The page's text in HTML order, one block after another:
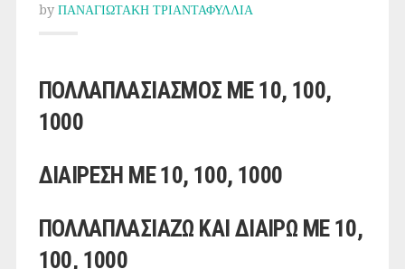
by ΠΑΝΑΓΙΩΤΑΚΗ ΤΡΙΑΝΤΑΦΥΛΛΙΑ
ΠΟΛΛΑΠΛΑΣΙΑΣΜΟΣ ΜΕ 10, 100,
1000
ΔΙΑΙΡΕΣΗ ΜΕ 10, 100, 1000
ΠΟΛΛΑΠΛΑΣΙΑΖΩ ΚΑΙ ΔΙΑΙΡΩ ΜΕ 10,
100, 1000